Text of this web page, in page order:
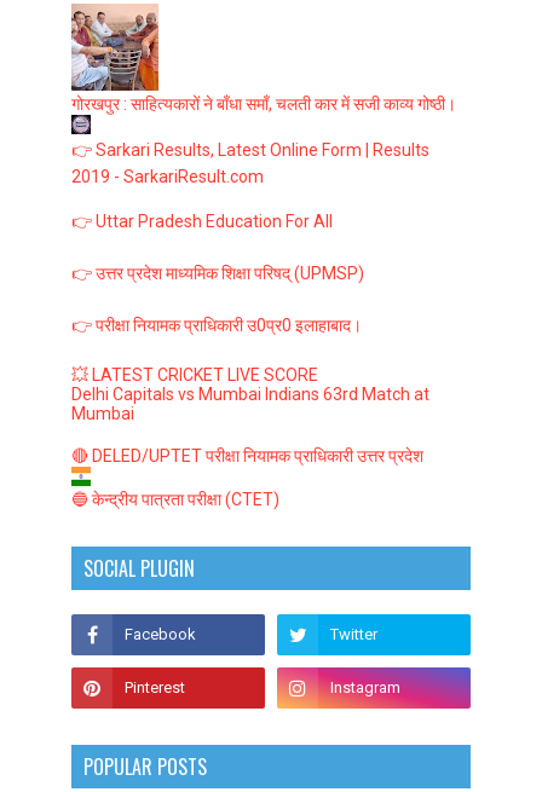
गोरखपुर : साहित्यकारों ने बाँधा समाँ, चलती कार में सजी काव्य गोष्ठी।
👉 Sarkari Results, Latest Online Form | Results
2019 - SarkariResult.com
👉 Uttar Pradesh Education For All
👉 उत्तर प्रदेश माध्यमिक शिक्षा परिषद् (UPMSP)
👉 परीक्षा नियामक प्राधिकारी उ0प्र0 इलाहाबाद।
💥 LATEST CRICKET LIVE SCORE
Delhi Capitals vs Mumbai Indians 63rd Match at
Mumbai
🔴 DELED/UPTET परीक्षा नियामक प्राधिकारी उत्तर प्रदेश
🔵 केन्द्रीय पात्रता परीक्षा (CTET)
SOCIAL PLUGIN
POPULAR POSTS